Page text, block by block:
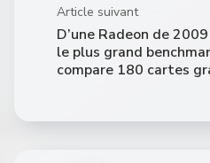
Article suivant
D’une Radeon de
le plus grand
compare 180 cartes